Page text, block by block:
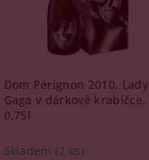
Dom Pérignon 2010, Lady
Gaga v dárkové krabičce,
0,75l
Skladem (2 ks)